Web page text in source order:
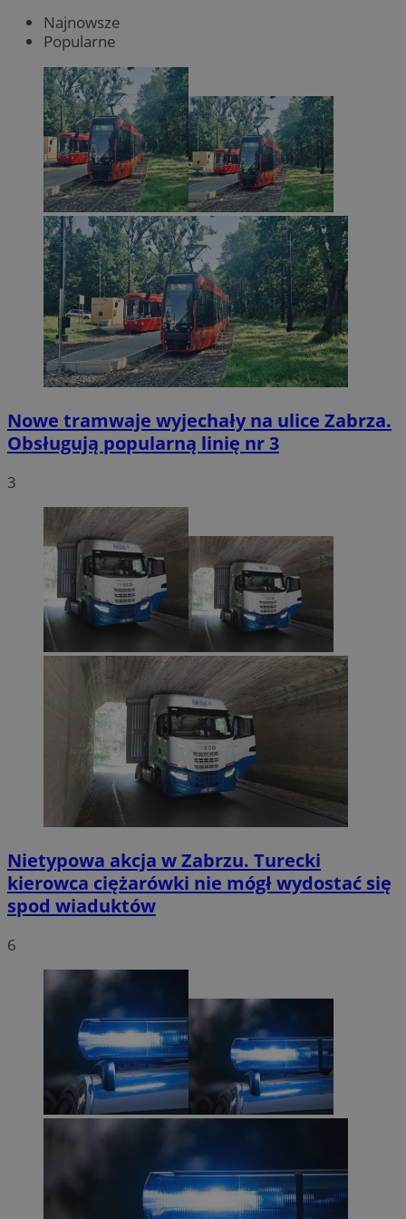
Najnowsze
Popularne
Nowe tramwaje wyjechały na ulice Zabrza.
Obsługują popularną linię nr 3
3
Nietypowa akcja w Zabrzu. Turecki
kierowca ciężarówki nie mógł wydostać się
spod wiaduktów
6